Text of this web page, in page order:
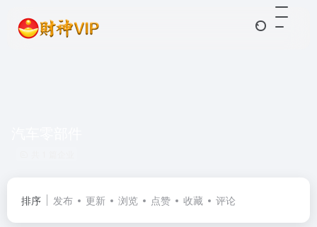
排序 发布 更新 浏览 点赞 收藏 评论